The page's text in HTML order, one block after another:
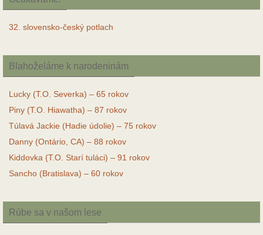
32. slovensko-český potlach
Blahoželáme k narodeninám
Lucky (T.O. Severka) – 65 rokov
Piny (T.O. Hiawatha) – 87 rokov
Túlavá Jackie (Hadie údolie) – 75 rokov
Danny (Ontário, CA) – 88 rokov
Kiddovka (T.O. Starí tuláci) – 91 rokov
Sancho (Bratislava) – 60 rokov
Rúbe sa v našom lese